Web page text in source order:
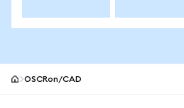
OSCRon/CAD